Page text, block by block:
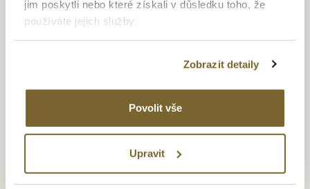
jim poskytli nebo které získali v důsledku toho, že
používáte jejich služby.
Zobrazit detaily
Povolit vše
Upravit
u letectví, pokračoval i do vesmíru, kdy si je po náročných
testech vybrala ruská kosmická agentura ROSKOSMOS. Svůj
první křest ve vesmíru měly v roce 1994 na palubě vesmírné
stanice – MIR, kde oběhly více než 100 000 krát zemi. Tato
Fortis při misích na palubě Mezinárodní vesmírné stanice,
jméno kolekce je Cosmonautis. Dalšími dvěma kolekcemi
jsou Terrestis, která ctí elegantní vzhled meziválečného
období a Aquatis pro prozkoumávání hlubin moře.